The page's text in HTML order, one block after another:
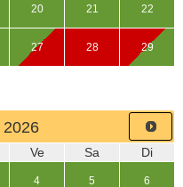
20 21 22
27 28 29
2026
Ve Sa Di
4 5 6